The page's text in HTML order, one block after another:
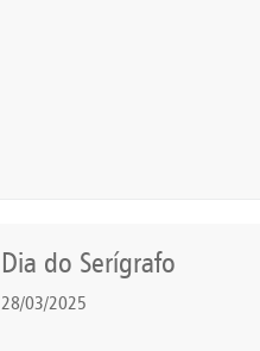
Dia do Serígrafo
28/03/2025